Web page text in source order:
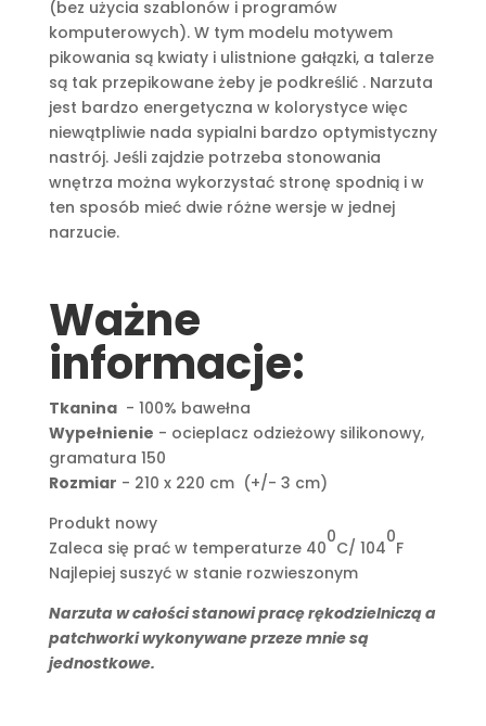
(bez użycia szablonów i programów
komputerowych). W tym modelu motywem
pikowania są kwiaty i ulistnione gałązki, a talerze
są tak przepikowane żeby je podkreślić . Narzuta
jest bardzo energetyczna w kolorystyce więc
niewątpliwie nada sypialni bardzo optymistyczny
nastrój. Jeśli zajdzie potrzeba stonowania
wnętrza można wykorzystać stronę spodnią i w
ten sposób mieć dwie różne wersje w jednej
narzucie.
Ważne
informacje:
Tkanina- 100% bawełna
Wypełnienie - ocieplacz odzieżowy silikonowy,
gramatura 150
Rozmiar - 210 x 220 cm (+/- 3 cm)
Produkt nowy
Zaleca się prać w temperaturze 40
0
C/ 104
0
F
Najlepiej suszyć w stanie rozwieszonym
Narzuta w całości stanowi pracę rękodzielniczą a
patchworki wykonywane przeze mnie są
jednostkowe.